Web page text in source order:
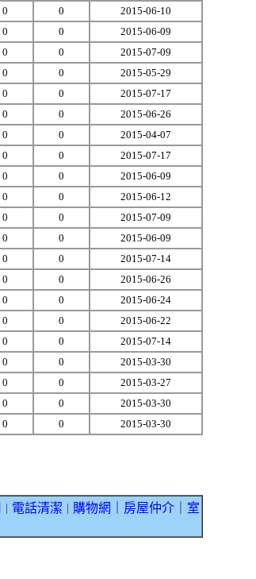
0 0 2015-06-10
0 0 2015-06-09
0 0 2015-07-09
0 0 2015-05-29
0 0 2015-07-17
0 0 2015-06-26
0 0 2015-04-07
0 0 2015-07-17
0 0 2015-06-09
0 0 2015-06-12
0 0 2015-07-09
0 0 2015-06-09
0 0 2015-07-14
0 0 2015-06-26
0 0 2015-06-24
0 0 2015-06-22
0 0 2015-07-14
0 0 2015-03-30
0 0 2015-03-27
0 0 2015-03-30
0 0 2015-03-30
電話清潔 購物網 房屋仲介｜ 室